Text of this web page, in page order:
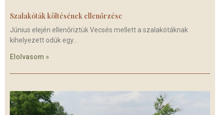
Szalakóták költésének ellenőrzése
Június elején ellenőriztük Vecsés mellett a szalakótáknak
kihelyezett odúk egy
Elolvasom »